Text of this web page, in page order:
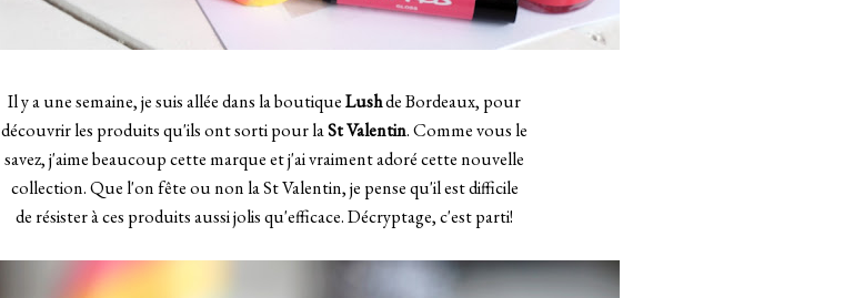
Il y a une semaine, je suis allée dans la boutiqueLushde Bordeaux, pour
découvrir les produits qu'ils ont sorti pour laSt Valentin. Comme vous le
savez, j'aime beaucoup cette marque et j'ai vraiment adoré cette nouvelle
collection. Que l'on fête ou non la St Valentin, je pense qu'il est difficile
de résister à ces produits aussi jolis qu'efficace. Décryptage, c'est parti!